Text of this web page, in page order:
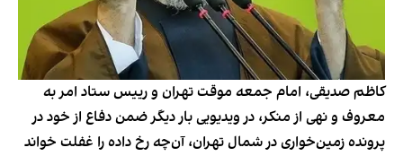
کاظم صدیقی، امام جمعه موقت تهران و رییس ستاد امر به
معروف و نهی از منکر، در ویدیویی بار دیگر ضمن دفاع از خود در
پرونده زمین‌خواری در شمال تهران، آن‌چه رخ داده را غفلت خواند